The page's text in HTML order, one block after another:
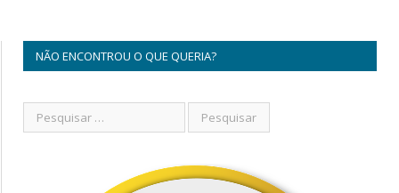
NÃO ENCONTROU O QUE QUERIA?